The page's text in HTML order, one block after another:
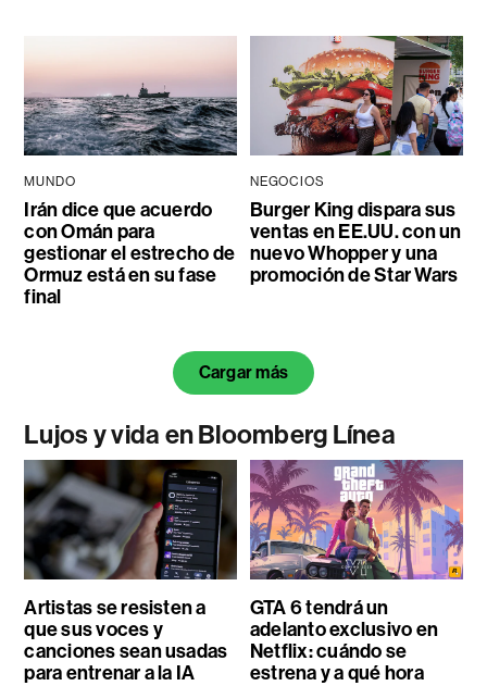
MUNDO
Irán dice que acuerdo
con Omán para
gestionar el estrecho de
Ormuz está en su fase
final
NEGOCIOS
Burger King dispara sus
ventas en EE.UU. con un
nuevo Whopper y una
promoción de Star Wars
Cargar más
Lujos y vida en Bloomberg Línea
Artistas se resisten a
que sus voces y
canciones sean usadas
para entrenar a la IA
GTA 6 tendrá un
adelanto exclusivo en
Netflix: cuándo se
estrena y a qué hora